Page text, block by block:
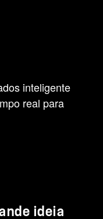
inteligente
real para
ideia